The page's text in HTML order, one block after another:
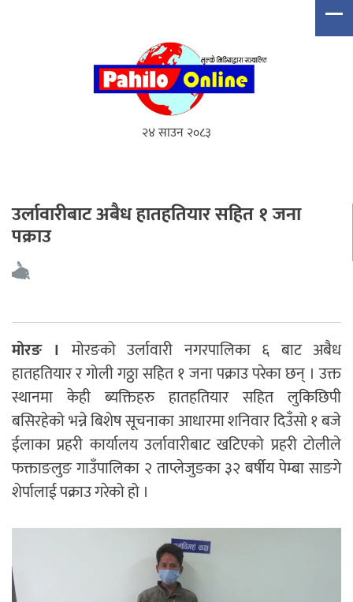
२४ साउन २०८३
उर्लावारीबाट अबैध हातहतियार सहित १ जना
पक्राउ
मोरङ । मोरङको उर्लावारी नगरपालिका ६ बाट अबैध
हातहतियार र गोली गठ्ठा सहित १ जना पक्राउ परेका छन् । उक्त
स्थानमा केही ब्यक्तिहरु हातहतियार सहित लुकिछिपी
बसिरहेको भन्ने बिशेष सूचनाका आधारमा शनिवार दिउँसो १ बजे
ईलाका प्रहरी कार्यालय उर्लावारीबाट खटिएको प्रहरी टोलीले
फक्ताङलुङ गाउँपालिका २ ताप्लेजुङका ३२ बर्षीय पेम्बा साङगे
शेर्पालाई पक्राउ गरेको हो ।